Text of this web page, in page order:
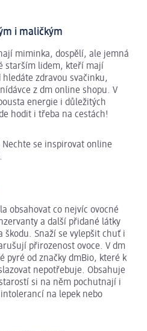
i maličkým
miminka, dospělí, ale jemná
starším lidem, kteří mají
zdravou svačinku,
z dm online shopu. V
energie i důležitých
hodit i třeba na cestách!
Nechte se inspirovat online
obsahovat co nejvíc ovocné
a další přidané látky
škodu. Snaží se vylepšit chuť i
přirozenost ovoce. V dm
pyré od značky dmBio, které k
nepotřebuje. Obsahuje
si na něm pochutnají i
na lepek nebo